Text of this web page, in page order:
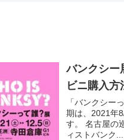
バンクシー
ビニ購入方
「バンクシー
期は、2021年
す。 名古屋の
ィストバンク...